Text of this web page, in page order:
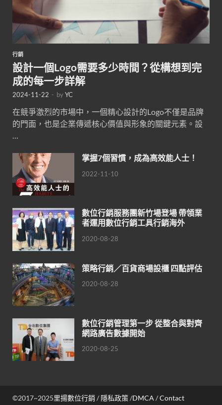
行銷
設計一個Logo需要多少時間？從構想到完
成的每一步詳解
2024-11-22 - byYC
在競爭激烈的市場中，一個精心設計的Logo不僅是品牌
的門面，也是企業傳遞核心價值與形象的關鍵元素。設
…
掌握7個習慣，成為高效能人士！
2022-11-10
數位行銷服務團新竹場登場 帶領業
者運用數位行銷工具行銷海外
2020-08-28
策略行銷／百貨商場設櫃 四點評估
2020-08-28
數位行銷管理第一步 從整合與對齊
網路廣告數據開始
2020-08-25
©2017~2025里揚數位行銷 / 隱私政策/DMCA /Contact